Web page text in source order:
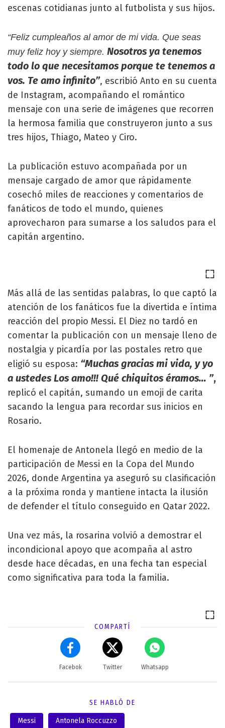
escenas cotidianas junto al futbolista y sus hijos.
“Feliz cumpleaños al amor de mi vida. Que seas
muy feliz hoy y siempre. Nosotros ya tenemos
todo lo que necesitamos porque te tenemos a
vos. Te amo infinito”, escribió Anto en su cuenta
de Instagram, acompañando el romántico
mensaje con una serie de imágenes que recorren
la hermosa familia que construyeron junto a sus
tres hijos, Thiago, Mateo y Ciro.
La publicación estuvo acompañada por un
mensaje cargado de amor que rápidamente
cosechó miles de reacciones y comentarios de
fanáticos de todo el mundo, quienes
aprovecharon para sumarse a los saludos para el
capitán argentino.
Más allá de las sentidas palabras, lo que captó la
atención de los fanáticos fue la divertida e íntima
reacción del propio Messi. El Diez no tardó en
comentar la publicación con un mensaje lleno de
nostalgia y picardía por las postales retro que
eligió su esposa: “Muchas gracias mi vida, y yo
a ustedes Los amo!!! Qué chiquitos éramos… ”,
replicó el capitán, sumando un emoji de carita
sacando la lengua para recordar sus inicios en
Rosario.
El homenaje de Antonela llegó en medio de la
participación de Messi en la Copa del Mundo
2026, donde Argentina ya aseguró su clasificación
a la próxima ronda y mantiene intacta la ilusión
de defender el título conseguido en Qatar 2022.
Una vez más, la rosarina volvió a demostrar el
incondicional apoyo que acompaña al astro
desde hace décadas, en una fecha tan especial
como significativa para toda la familia.
COMPARTÍ
Facebok Twitter Whatsapp
SE HABLÓ DE
Messi Antonela Roccuzzo